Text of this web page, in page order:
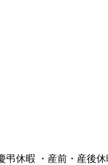
弔休暇 ・産前・産後